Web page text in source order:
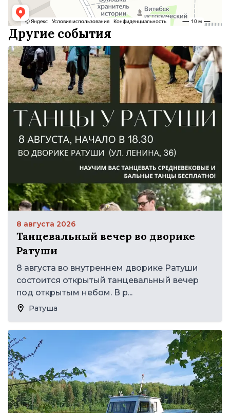
Другие события
8 августа 2026
Танцевальный вечер во дворике
Ратуши
8 августа во внутреннем дворике Ратуши
состоится открытый танцевальный вечер
под открытым небом. В р...
Ратуша